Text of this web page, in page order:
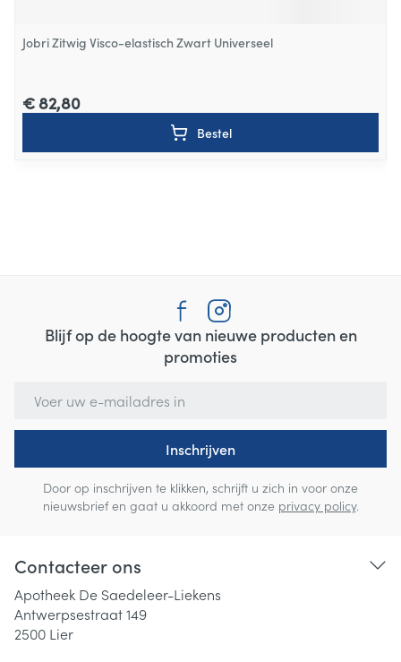
Jobri Zitwig Visco-elastisch Zwart Universeel
€ 82,80
Bestel
Blijf op de hoogte van nieuwe producten en
promoties
Inschrijven
Door op inschrijven te klikken, schrijft u zich in voor onze
nieuwsbrief en gaat u akkoord met onze privacy policy.
Contacteer ons
Apotheek De Saedeleer-Liekens
Antwerpsestraat 149
2500 Lier